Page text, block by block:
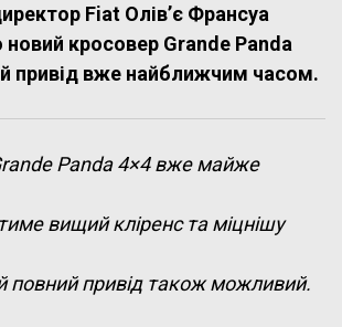
Fiat Олів’є Франсуа
кросовер Grande Panda
привід вже найближчим часом.
Panda 4×4 вже майже
вищий кліренс та міцнішу
повний привід також можливий.